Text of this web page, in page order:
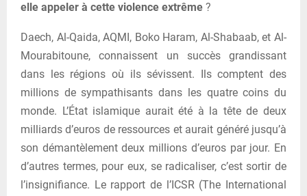
elle appeler à cette violence extrême ?
Daech, Al-Qaida, AQMI, Boko Haram, Al-Shabaab, et Al-
Mourabitoune, connaissent un succès grandissant
dans les régions où ils sévissent. Ils comptent des
millions de sympathisants dans les quatre coins du
monde. L’État islamique aurait été à la tête de deux
milliards d’euros de ressources et aurait généré jusqu’à
son démantèlement deux millions d’euros par jour. En
d’autres termes, pour eux, se radicaliser, c’est sortir de
l’insignifiance. Le rapport de l’ICSR (The International